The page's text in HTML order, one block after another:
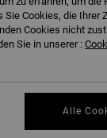
FARBE
Cookies, die Ihrer
Cookies nicht
Sie in unserer :
Alle